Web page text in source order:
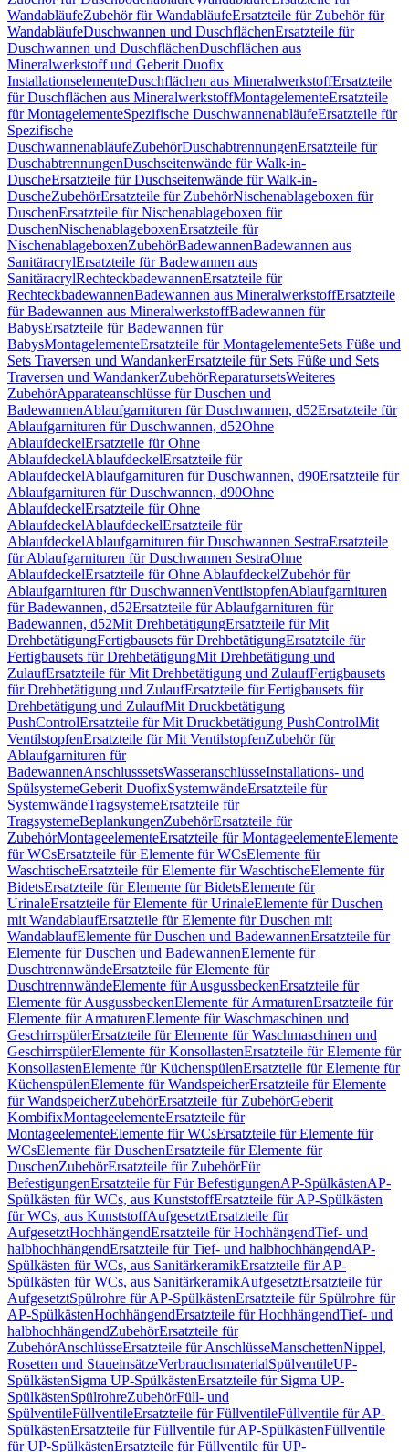
WandabläufeZubehör für WandabläufeErsatzteile für Zubehör für
WandabläufeDuschwannen und DuschflächenErsatzteile für
Duschwannen und DuschflächenDuschflächen aus
Mineralwerkstoff und Geberit Duofix
InstallationselementeDuschflächen aus MineralwerkstoffErsatzteile
für Duschflächen aus MineralwerkstoffMontagelementeErsatzteile
für MontagelementeSpezifische DuschwannenabläufeErsatzteile für
Spezifische
DuschwannenabläufeZubehörDuschabtrennungenErsatzteile für
DuschabtrennungenDuschseitenwände für Walk-in-
DuscheErsatzteile für Duschseitenwände für Walk-in-
DuscheZubehörErsatzteile für ZubehörNischenablageboxen für
DuschenErsatzteile für Nischenablageboxen für
DuschenNischenablageboxenErsatzteile für
NischenablageboxenZubehörBadewannenBadewannen aus
SanitäracrylErsatzteile für Badewannen aus
SanitäracrylRechteckbadewannenErsatzteile für
RechteckbadewannenBadewannen aus MineralwerkstoffErsatzteile
für Badewannen aus MineralwerkstoffBadewannen für
BabysErsatzteile für Badewannen für
BabysMontagelementeErsatzteile für MontagelementeSets Füße und
Sets Traversen und WandankerErsatzteile für Sets Füße und Sets
Traversen und WandankerZubehörReparatursetsWeiteres
ZubehörApparateanschlüsse für Duschen und
BadewannenAblaufgarnituren für Duschwannen, d52Ersatzteile für
Ablaufgarnituren für Duschwannen, d52Ohne
AblaufdeckelErsatzteile für Ohne
AblaufdeckelAblaufdeckelErsatzteile für
AblaufdeckelAblaufgarnituren für Duschwannen, d90Ersatzteile für
Ablaufgarnituren für Duschwannen, d90Ohne
AblaufdeckelErsatzteile für Ohne
AblaufdeckelAblaufdeckelErsatzteile für
AblaufdeckelAblaufgarnituren für Duschwannen SestraErsatzteile
für Ablaufgarnituren für Duschwannen SestraOhne
AblaufdeckelErsatzteile für Ohne AblaufdeckelZubehör für
Ablaufgarnituren für DuschwannenVentilstopfenAblaufgarnituren
für Badewannen, d52Ersatzteile für Ablaufgarnituren für
Badewannen, d52Mit DrehbetätigungErsatzteile für Mit
DrehbetätigungFertigbausets für DrehbetätigungErsatzteile für
Fertigbausets für DrehbetätigungMit Drehbetätigung und
ZulaufErsatzteile für Mit Drehbetätigung und ZulaufFertigbausets
für Drehbetätigung und ZulaufErsatzteile für Fertigbausets für
Drehbetätigung und ZulaufMit Druckbetätigung
PushControlErsatzteile für Mit Druckbetätigung PushControlMit
VentilstopfenErsatzteile für Mit VentilstopfenZubehör für
Ablaufgarnituren für
BadewannenAnschlusssetsWasseranschlüsseInstallations- und
SpülsystemeGeberit DuofixSystemwändeErsatzteile für
SystemwändeTragsystemeErsatzteile für
TragsystemeBeplankungenZubehörErsatzteile für
ZubehörMontageelementeErsatzteile für MontageelementeElemente
für WCsErsatzteile für Elemente für WCsElemente für
WaschtischeErsatzteile für Elemente für WaschtischeElemente für
BidetsErsatzteile für Elemente für BidetsElemente für
UrinaleErsatzteile für Elemente für UrinaleElemente für Duschen
mit WandablaufErsatzteile für Elemente für Duschen mit
WandablaufElemente für Duschen und BadewannenErsatzteile für
Elemente für Duschen und BadewannenElemente für
DuschtrennwändeErsatzteile für Elemente für
DuschtrennwändeElemente für AusgussbeckenErsatzteile für
Elemente für AusgussbeckenElemente für ArmaturenErsatzteile für
Elemente für ArmaturenElemente für Waschmaschinen und
GeschirrspülerErsatzteile für Elemente für Waschmaschinen und
GeschirrspülerElemente für KonsollastenErsatzteile für Elemente für
KonsollastenElemente für KüchenspülenErsatzteile für Elemente für
KüchenspülenElemente für WandspeicherErsatzteile für Elemente
für WandspeicherZubehörErsatzteile für ZubehörGeberit
KombifixMontageelementeErsatzteile für
MontageelementeElemente für WCsErsatzteile für Elemente für
WCsElemente für DuschenErsatzteile für Elemente für
DuschenZubehörErsatzteile für ZubehörFür
BefestigungenErsatzteile für Für BefestigungenAP-SpülkästenAP-
Spülkästen für WCs, aus KunststoffErsatzteile für AP-Spülkästen
für WCs, aus KunststoffAufgesetztErsatzteile für
AufgesetztHochhängendErsatzteile für HochhängendTief- und
halbhochhängendErsatzteile für Tief- und halbhochhängendAP-
Spülkästen für WCs, aus SanitärkeramikErsatzteile für AP-
Spülkästen für WCs, aus SanitärkeramikAufgesetztErsatzteile für
AufgesetztSpülrohre für AP-SpülkästenErsatzteile für Spülrohre für
AP-SpülkästenHochhängendErsatzteile für HochhängendTief- und
halbhochhängendZubehörErsatzteile für
ZubehörAnschlüsseErsatzteile für AnschlüsseManschettenNippel,
Rosetten und StaueinsätzeVerbrauchsmaterialSpülventileUP-
SpülkästenSigma UP-SpülkästenErsatzteile für Sigma UP-
SpülkästenSpülrohreZubehörFüll- und
SpülventileFüllventileErsatzteile für FüllventileFüllventile für AP-
SpülkästenErsatzteile für Füllventile für AP-SpülkästenFüllventile
für UP-SpülkästenErsatzteile für Füllventile für UP-